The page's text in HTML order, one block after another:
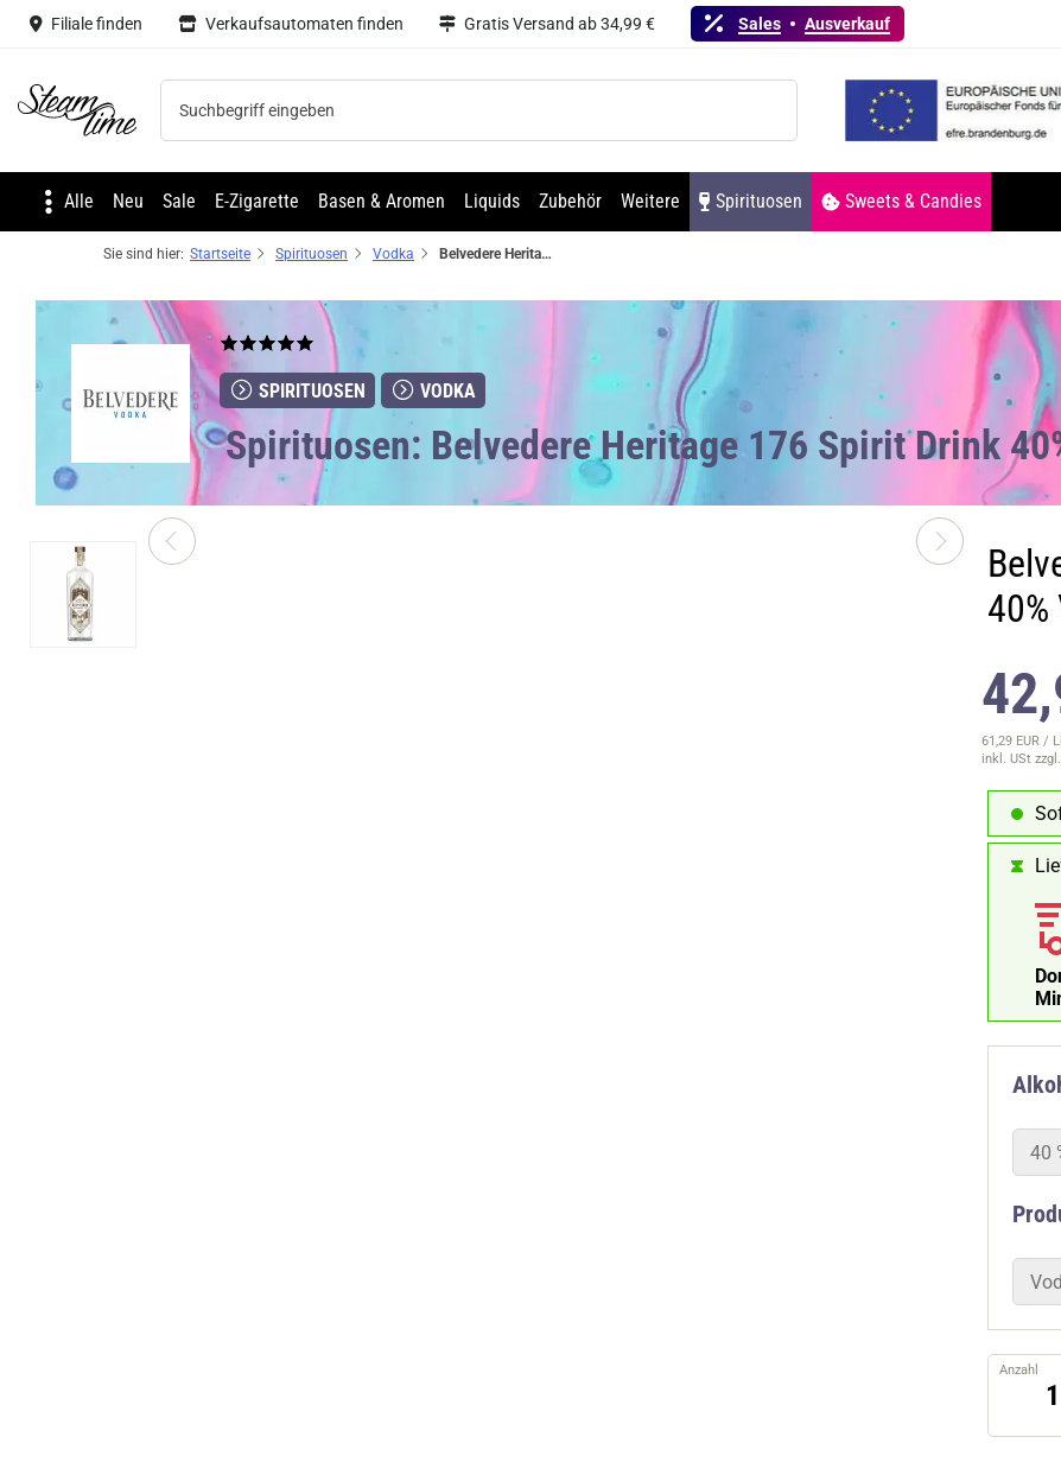
Filiale finden Verkaufsautomaten finden Gratis Versand ab 34,99 € Sales Ausverkauf
Steam time
Alle Neu Sale E-Zigarette Basen & Aromen Liquids Zubehör Weitere Spirituosen Sweets & Candies
Sie sind hier: Startseite Spirituosen Vodka Belvedere Heritage 176 Spirit Drink 40% Vol. 700ml
SPIRITUOSEN VODKA
Spirituosen: Belvedere Heritage 176 Spirit Drink
61,29 EUR /
inkl. USt
40
Anzahl